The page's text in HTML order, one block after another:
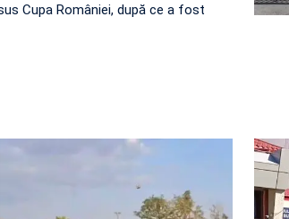
Cupa României, după ce a fost